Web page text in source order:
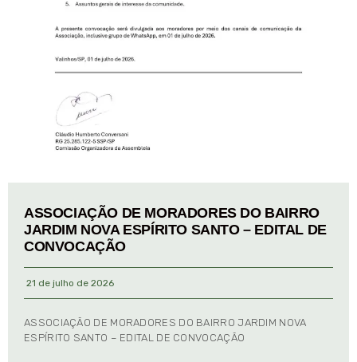
ASSOCIAÇÃO DE MORADORES DO BAIRRO
JARDIM NOVA ESPÍRITO SANTO – EDITAL DE
CONVOCAÇÃO
21 de julho de 2026
ASSOCIAÇÃO DE MORADORES DO BAIRRO JARDIM NOVA
ESPÍRITO SANTO – EDITAL DE CONVOCAÇÃO